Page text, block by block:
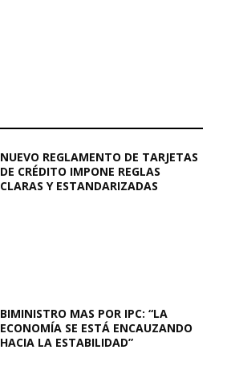
NUEVO REGLAMENTO DE TARJETAS
DE CRÉDITO IMPONE REGLAS
CLARAS Y ESTANDARIZADAS
BIMINISTRO MAS POR IPC: “LA
ECONOMÍA SE ESTÁ ENCAUZANDO
HACIA LA ESTABILIDAD”